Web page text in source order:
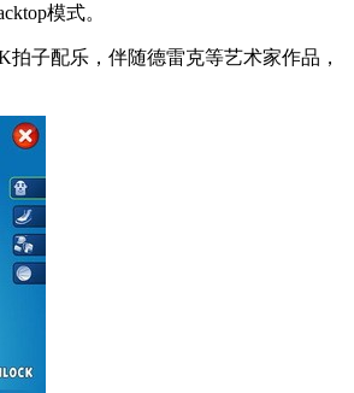
模式。
拍子配乐，伴随德雷克等艺术家作品，